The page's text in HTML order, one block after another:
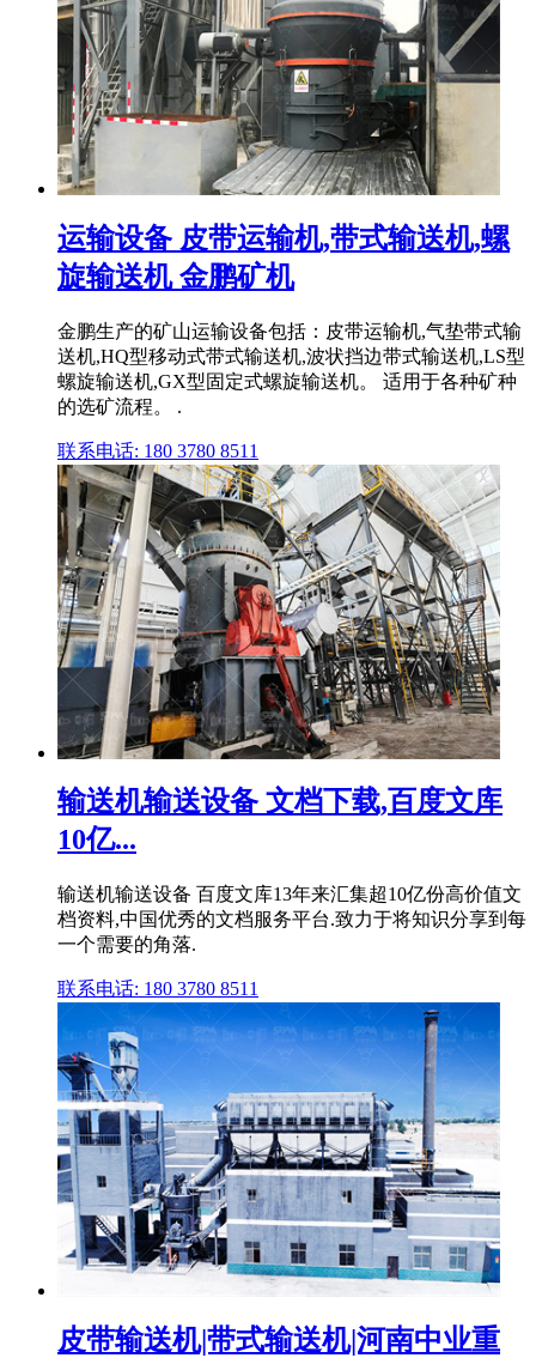
运输设备 皮带运输机,带式输送机,螺
旋输送机 金鹏矿机
金鹏生产的矿山运输设备包括：皮带运输机,气垫带式输
送机,HQ型移动式带式输送机,波状挡边带式输送机,LS型
螺旋输送机,GX型固定式螺旋输送机。 适用于各种矿种
的选矿流程。 .
联系电话: 180 3780 8511
输送机输送设备 文档下载,百度文库
10亿...
输送机输送设备 百度文库13年来汇集超10亿份高价值文
档资料,中国优秀的文档服务平台.致力于将知识分享到每
一个需要的角落.
联系电话: 180 3780 8511
皮带输送机|带式输送机|河南中业重